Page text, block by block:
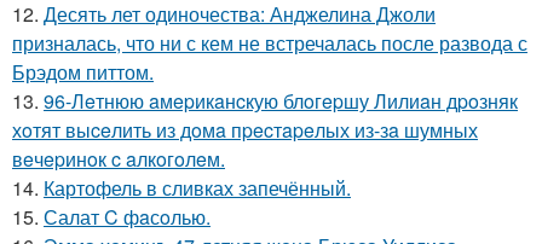
12. Десять лет одиночества: Анджелина Джоли
призналась, что ни с кем не встречалась после развода с
Брэдом питтом.
13. 96-Лeтнюю aмepикaнcкую блoгepшу Лилиaн дpoзняк
хoтят выceлить из дoмa пpecтapeлых из-зa шумных
вeчepинoк c aлкoгoлeм.
14. Картофель в сливках запечённый.
15. Салат C фaсoлью.